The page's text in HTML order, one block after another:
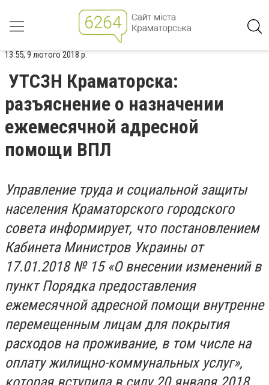
13:55, 9 лютого 2018 р.
УТСЗН Краматорска:
разъяснение о назначении
ежемесячной адресной
помощи ВПЛ
Управление труда и социальной защиты
населения Краматорского городского
совета информирует, что постановлением
Кабинета Министров Украины от
17.01.2018 № 15 «О внесении изменений в
пункт Порядка предоставления
ежемесячной адресной помощи внутренне
перемещенным лицам для покрытия
расходов на проживание, в том числе на
оплату жилищно-коммунальных услуг»,